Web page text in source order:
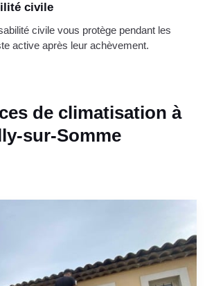
civile
civile vous protège pendant les
active après leur achèvement.
de climatisation à
sur-Somme